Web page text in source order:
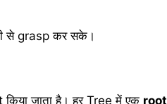
से grasp कर सके।
जाता है। हर Tree में एक root